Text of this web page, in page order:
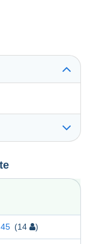
45 (14 )